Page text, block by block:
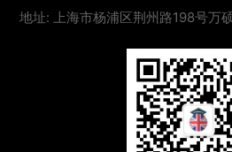
地址: 上海市杨浦区荆州路198号万